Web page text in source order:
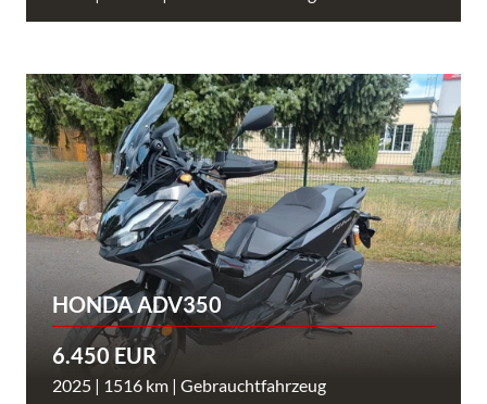
HONDA ADV350
6.450 EUR
2025 | 1516 km | Gebrauchtfahrzeug